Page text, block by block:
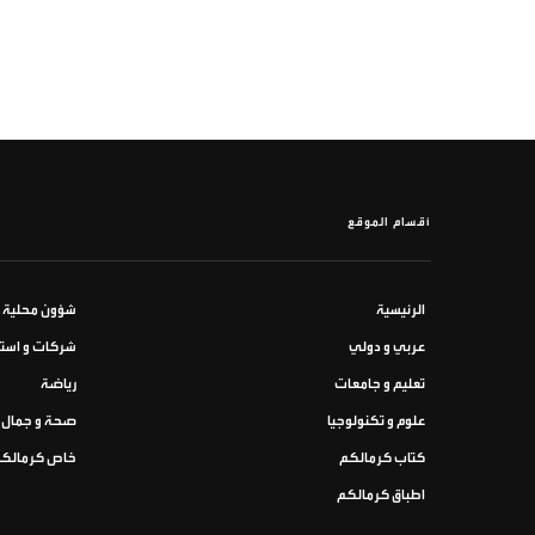
أقسام الموقع
الرئيسية شؤون محلية
عربي و دولي شركات و
تعليم و جامعات رياضة
علوم و تكنولوجيا صحة و جمال
كتاب كرمالكم خاص
اطباق كرمالكم